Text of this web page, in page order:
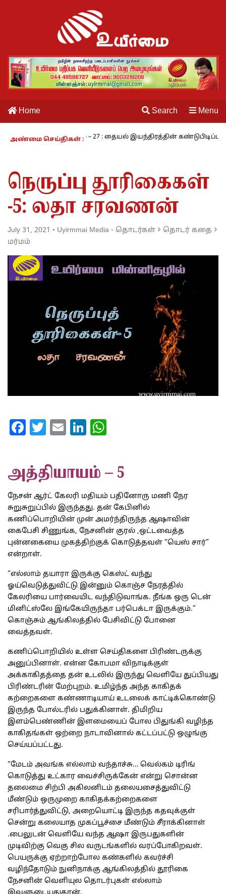
Home Search · Menu
அண்மை செய்திகள் :
வாழும் காலம் – 27 : தையல் இயந்திரத்தின் கண்டுபிடிப்பாளர் யார்? -
நெருப்பு தூரிகைகள்
-5: லதா சரவணன்
July 31, 2021 - Uyirmmai Media · தொடர்கள்
தொடர் கதை
மர்மம்
Facebook
Twitter
EmailLinkedIn
அத்தியாயம் – 5
நேசன் ஆர்ட் கேலரி மதியம் பதினோரு மணி நேர
சுறுசுறுப்பில் இருந்தது. தன் கேபினில்
கணிப்பொறியின் முன் அமர்ந்திருந்த ஆஷாவின்
கைபேசி சிணுங்க, நேசனின் குரல் ,ஒட்டவைத்த
புன்னகையை முகத்திற்குக் கொடுத்தவள் “யெஸ் சார்”
என்றாள்.
“எல்லாம் தயாரா இருக்கு கெஸ்ட் வந்து
ஓய்வெடுத்துவிட்டு இன்னும் கொஞ்ச நேரத்தில்
கேலரியை பார்வையிட வந்திடுவாங்க. நீங்க ஒரு டென்
மினிட்ஸ்லே இங்கேயிருந்தா பர்பெக்டா இருக்கும்.”
கொஞ்சும் ஆங்கிலத்தில் பேசிவிட்டு போனை
வைத்தவள்.
கணிப்பொறியில் உள்ள செய்திகளை பிரிண்டருக்கு
அனுப்பினாள். என்ன கோபமா விநாடிக்குள்
அக்காகிதத்தை தன் உடலில் இருந்து வெளியே துப்பியது
பிரிண்டரின் மேற்புறம். உமிழ்ந்த அந்த காகிதக்
கற்றைகளை கண்ணாடியாய் உடலைக் காட்டிக்கொண்டு
இருந்த போல்டரில் பதுக்கினாள். திமிறிய
இளம்பெண்ணின் இளமையைப் போல பிதுங்கி வழிந்த
காகிதங்கள் ஒற்றை நாடாவினால் கட்டப்பட்டு ஒழுங்கு
செய்யப்பட்டது.
“மேடம் அவங்க எல்லாம் வந்தாச்சு… வெல்கம் டிரிங்
கொடுத்து உட்கார வைச்சிருக்கேன் என்று சொன்ன
தலைமை சிற்பி அகிலனிடம் தலையசைத்துவிட்டு
மீண்டும் ஒருமுறை காகிதக்கற்றைகளை
சரிபார்த்துவிட்டு, அறையொட்டி இருந்த கதவுக்குள்
சென்று கலையாத முகப்பூச்சை மீண்டும் சீராக்கினாள்
.பைலுடன் வெளியே வந்த ஆஷா இருபதுகளின்
முடிவிற்கு வெகு சில வருடங்களில் வரப்போகிறவள்.
பெயருக்கு ஏற்றாற்போல கண்களில் கவர்ச்சி
வழிந்தோடும் நுனிநாக்கு ஆங்கிலத்தில் தூரிகை
நேசனின் வெளியுல தொடர்புகள் எல்லாம்